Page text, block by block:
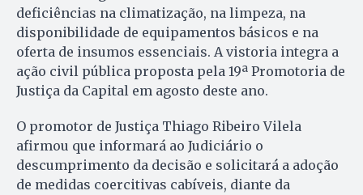
deficiências na climatização, na limpeza, na
disponibilidade de equipamentos básicos e na
oferta de insumos essenciais. A vistoria integra a
ação civil pública proposta pela 19ª Promotoria de
Justiça da Capital em agosto deste ano.
O promotor de Justiça Thiago Ribeiro Vilela
afirmou que informará ao Judiciário o
descumprimento da decisão e solicitará a adoção
de medidas coercitivas cabíveis, diante da